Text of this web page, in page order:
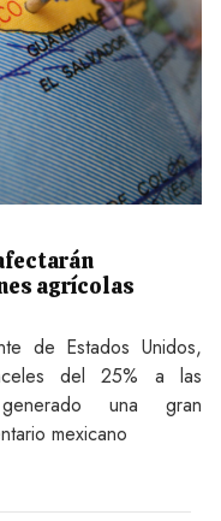
agrícolas
de Estados Unidos,
del 25% a las
una gran
mexicano